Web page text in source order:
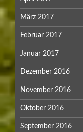
März 2017
Februar 2017
Januar 2017
Dezember 2016
November 2016
Oktober 2016
September 2016